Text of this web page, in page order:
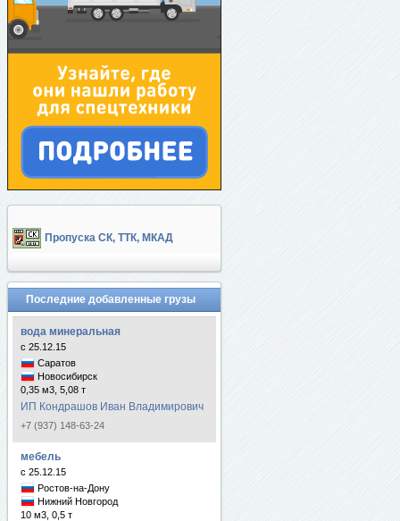
Пропуска СК, ТТК, МКАД
Последние добавленные грузы
вода минеральная
с 25.12.15
Саратов
Новосибирск
0,35 м3, 5,08 т
ИП Кондрашов Иван Владимирович
+7 (937) 148-63-24
мебель
с 25.12.15
Ростов-на-Дону
Нижний Новгород
10 м3, 0,5 т